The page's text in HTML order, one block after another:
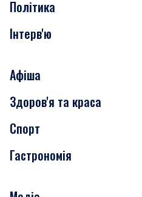
Політика
Інтерв'ю
Афіша
Сьогодні
Завтра
Субота
Здоров'я та краса
Медицина
Краса
Спорт
Гастрономія
Рецепти